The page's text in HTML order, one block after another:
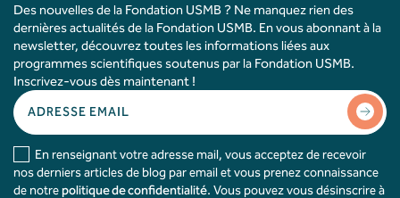
Des nouvelles de la Fondation USMB ? Ne manquez rien des
dernières actualités de la Fondation USMB. En vous abonnant à la
newsletter, découvrez toutes les informations liées aux
programmes scientifiques soutenus par la Fondation USMB.
Inscrivez-vous dès maintenant !
En renseignant votre adresse mail, vous acceptez de recevoir
nos derniers articles de blog par email et vous prenez connaissance
de notrepolitique de confidentialité. Vous pouvez vous désinscrire à